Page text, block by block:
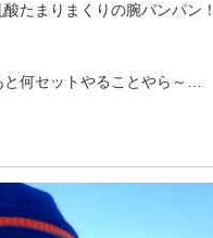
たまりまくりの腕パンパン
と何セットやることやら～…